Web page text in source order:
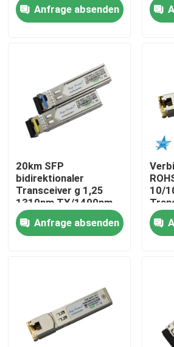
Fabrik-Ausflug
Treten Sie mit uns in Verbindung
Nachrichten
400G/800G optisches Modul
Modul 100G QSFP28
Anfrage absenden
20km SFP
bidirektionaler
Transceiver g 1,25
1310nm TX/1490nm
RX
Anfrage absenden
10/